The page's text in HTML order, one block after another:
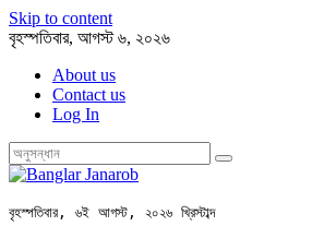
Skip to content
বৃহস্পতিবার, আগস্ট ৬, ২০২৬
About us
Contact us
Log In
বৃহস্পতিবার, ৬ই আগস্ট, ২০২৬ খ্রিস্টাব্দ